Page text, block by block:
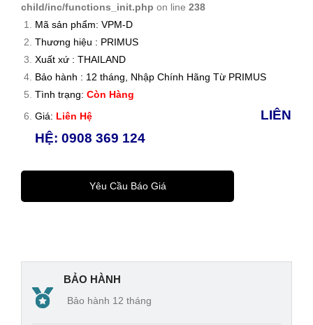
PR
child/inc/functions_init.php on line 238
Mã sản phẩm: VPM-D
Thương hiệu : PRIMUS
Xuất xứ : THAILAND
Bảo hành : 12 tháng, Nhập Chính Hãng Từ PRIMUS
Tình trạng: Còn Hàng
Giá: Liên Hệ
LIÊN
HỆ: 0908 369 124
Yêu Cầu Báo Giá
BẢO HÀNH
Bảo hành 12 tháng